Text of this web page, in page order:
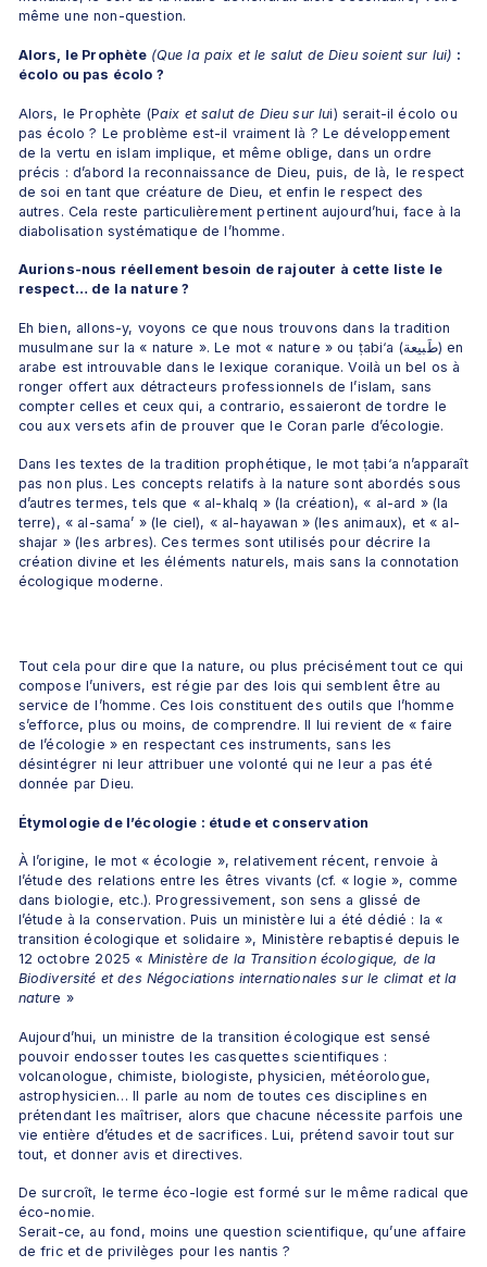
même une non-question.
Alors, le Prophète (Que la paix et le salut de Dieu soient sur lui) :
écolo ou pas écolo ?
Alors, le Prophète (Paix et salut de Dieu sur lui) serait-il écolo ou
pas écolo ? Le problème est-il vraiment là ? Le développement
de la vertu en islam implique, et même oblige, dans un ordre
précis : d’abord la reconnaissance de Dieu, puis, de là, le respect
de soi en tant que créature de Dieu, et enfin le respect des
autres. Cela reste particulièrement pertinent aujourd’hui, face à la
diabolisation systématique de l’homme.
Aurions-nous réellement besoin de rajouter à cette liste le
respect… de la nature ?
Eh bien, allons-y, voyons ce que nous trouvons dans la tradition
musulmane sur la « nature ». Le mot « nature » ou ṭabi‘a (طَبيعة) en
arabe est introuvable dans le lexique coranique. Voilà un bel os à
ronger offert aux détracteurs professionnels de l’islam, sans
compter celles et ceux qui, a contrario, essaieront de tordre le
cou aux versets afin de prouver que le Coran parle d’écologie.
Dans les textes de la tradition prophétique, le mot ṭabi‘a n’apparaît
pas non plus. Les concepts relatifs à la nature sont abordés sous
d’autres termes, tels que « al-khalq » (la création), « al-ard » (la
terre), « al-sama’ » (le ciel), « al-hayawan » (les animaux), et « al-
shajar » (les arbres). Ces termes sont utilisés pour décrire la
création divine et les éléments naturels, mais sans la connotation
écologique moderne.
Tout cela pour dire que la nature, ou plus précisément tout ce qui
compose l’univers, est régie par des lois qui semblent être au
service de l’homme. Ces lois constituent des outils que l’homme
s’efforce, plus ou moins, de comprendre. Il lui revient de « faire
de l’écologie » en respectant ces instruments, sans les
désintégrer ni leur attribuer une volonté qui ne leur a pas été
donnée par Dieu.
Étymologie de l’écologie : étude et conservation
À l’origine, le mot « écologie », relativement récent, renvoie à
l’étude des relations entre les êtres vivants (cf. « logie », comme
dans biologie, etc.). Progressivement, son sens a glissé de
l’étude à la conservation. Puis un ministère lui a été dédié : la «
transition écologique et solidaire », Ministère rebaptisé depuis le
12 octobre 2025 « Ministère de la Transition écologique, de la
Biodiversité et des Négociations internationales sur le climat et la
nature »
Aujourd’hui, un ministre de la transition écologique est sensé
pouvoir endosser toutes les casquettes scientifiques :
volcanologue, chimiste, biologiste, physicien, météorologue,
astrophysicien… Il parle au nom de toutes ces disciplines en
prétendant les maîtriser, alors que chacune nécessite parfois une
vie entière d’études et de sacrifices. Lui, prétend savoir tout sur
tout, et donner avis et directives.
De surcroît, le terme éco-logie est formé sur le même radical que
éco-nomie.
Serait-ce, au fond, moins une question scientifique, qu’une affaire
de fric et de privilèges pour les nantis ?